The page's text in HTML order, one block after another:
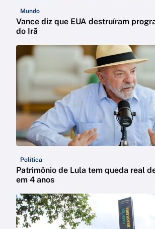
Mundo
Vance diz que EUA destruíram
do Irã
Política
Patrimônio de Lula tem queda real
em 4 anos